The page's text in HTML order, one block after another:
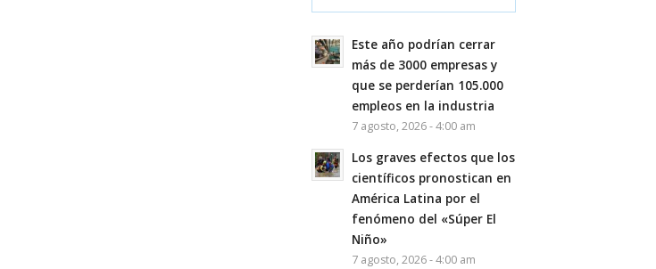
Este año podrían cerrar
más de 3000 empresas y
que se perderían 105.000
empleos en la industria
7 agosto, 2026 - 4:00 am
Los graves efectos que los
científicos pronostican en
América Latina por el
fenómeno del «Súper El
Niño»
7 agosto, 2026 - 4:00 am